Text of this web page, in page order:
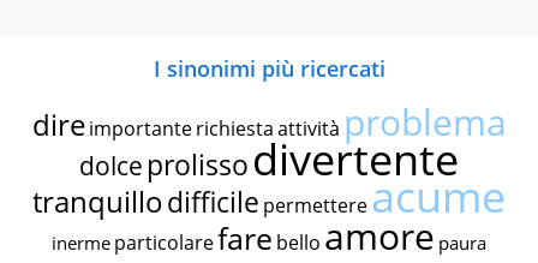
I sinonimi più ricercati
dire importante richiestaattività problema
dolce prolissodivertente
tranquillodifficile permettereacume
inerme particolarefare bello amore paura